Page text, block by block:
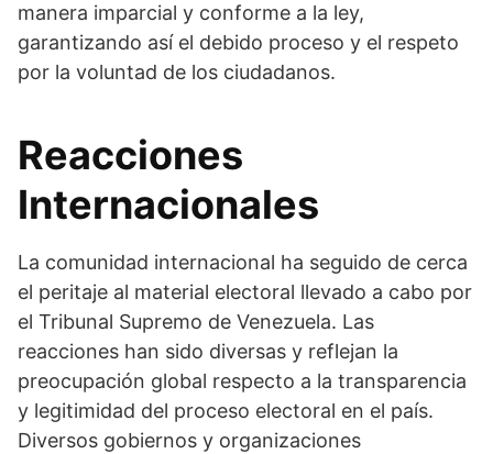
manera imparcial y conforme a la ley,
garantizando así el debido proceso y el respeto
por la voluntad de los ciudadanos.
Reacciones
Internacionales
La comunidad internacional ha seguido de cerca
el peritaje al material electoral llevado a cabo por
el Tribunal Supremo de Venezuela. Las
reacciones han sido diversas y reflejan la
preocupación global respecto a la transparencia
y legitimidad del proceso electoral en el país.
Diversos gobiernos y organizaciones